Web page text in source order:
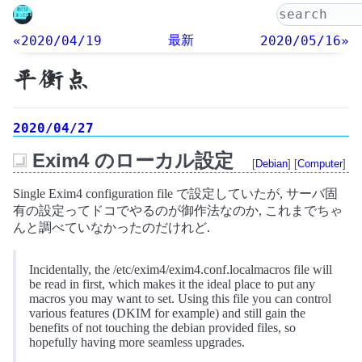
«2020/04/19 最新 2020/05/16»
平衡点
2020/04/27
Exim4 のローカル設定 [Debian] [Computer]
Single Exim4 configuration file で設定していたが, サーバ固
有の設定ってドコでやるのが御作法なのか, これまでちゃ
んと調べていなかったのだけれど.
Incidentally, the /etc/exim4/exim4.conf.localmacros file will
be read in first, which makes it the ideal place to put any
macros you may want to set. Using this file you can control
various features (DKIM for example) and still gain the
benefits of not touching the debian provided files, so
hopefully having more seamless upgrades.